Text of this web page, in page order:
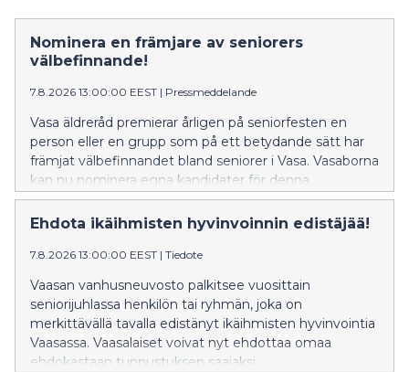
Nominera en främjare av seniorers
välbefinnande!
7.8.2026 13:00:00 EEST | Pressmeddelande
Vasa äldreråd premierar årligen på seniorfesten en
person eller en grupp som på ett betydande sätt har
främjat välbefinnandet bland seniorer i Vasa. Vasaborna
kan nu nominera egna kandidater för denna
utmärkelse.
Ehdota ikäihmisten hyvinvoinnin edistäjää!
7.8.2026 13:00:00 EEST | Tiedote
Vaasan vanhusneuvosto palkitsee vuosittain
seniorijuhlassa henkilön tai ryhmän, joka on
merkittävällä tavalla edistänyt ikäihmisten hyvinvointia
Vaasassa. Vaasalaiset voivat nyt ehdottaa omaa
ehdokastaan tunnustuksen saajaksi.